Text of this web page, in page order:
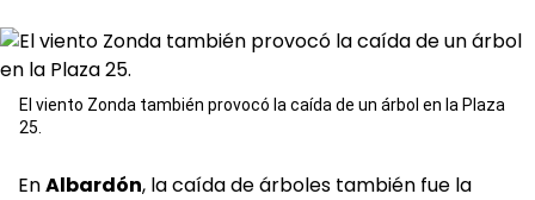
El viento Zonda también provocó la caída de un árbol en la Plaza
25.
EnAlbardón, la caída de árboles también fue la